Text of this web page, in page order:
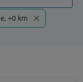
+0 km